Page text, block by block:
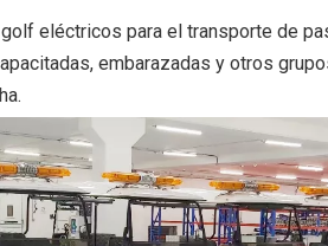
eléctricos para el transporte de
embarazadas y otros